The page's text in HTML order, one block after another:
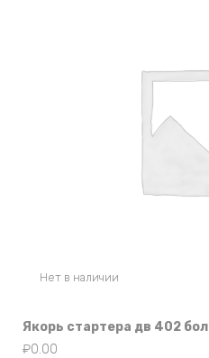
Нет в наличии
Якорь стартера дв 402 бол
₽0.00